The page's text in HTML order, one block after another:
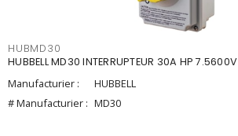
HUBMD30
HUBBELL MD30 INTERRUPTEUR 30A HP 7.5600V
Manufacturier :
HUBBELL
# Manufacturier : MD30